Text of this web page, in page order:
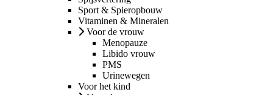
Sport & Spieropbouw
Vitaminen & Mineralen
Voor de vrouw
Menopauze
Libido vrouw
PMS
Urinewegen
Voor het kind